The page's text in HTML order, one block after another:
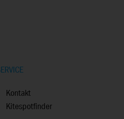
Kontakt
Kitespotfinder